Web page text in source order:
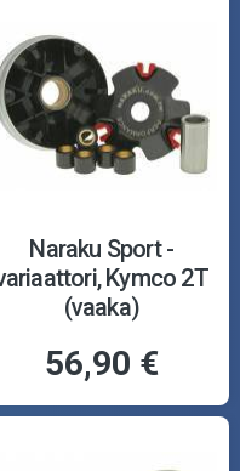
Naraku Sport -
Kymco 2T
(vaaka)
56,90 €